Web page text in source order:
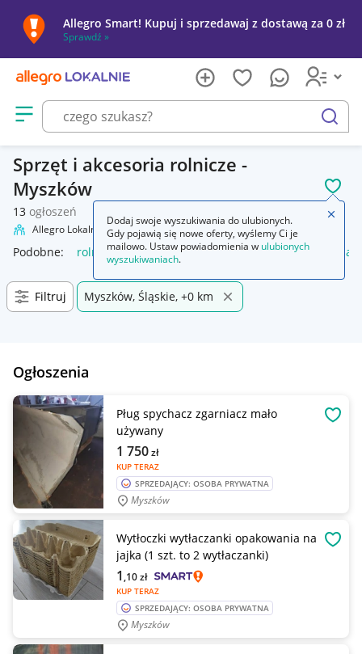
Allegro Smart! Kupuj i sprzedawaj z dostawą za 0 zł
Sprawdź »
Otwórz menu z kategoriami
szukaj
Sprzęt i akcesoria rolnicze -
Myszków
13 ogłoszeń
Allegro Lokalnie Firma i usługi Przemysł Rolnictwo
Podobne: rolnictwo rolnictwo nauki rolnicze rolnictwo
Filtruj Myszków, Śląskie, +0 km
Ogłoszenia
Pług spychacz zgarniacz mało
używany
KUP TERAZ
1 750zł
SPRZEDAJĄCY: OSOBA PRYWATNA
Myszków
Wytłoczki wytłaczanki opakowania na
jajka (1 szt. to 2 wytłaczanki)
KUP TERAZ
1,10zł
SPRZEDAJĄCY: OSOBA PRYWATNA
Myszków
Dodaj swoje wyszukiwania do ulubionych.
Gdy pojawią się nowe oferty, wyślemy Ci je
mailowo. Ustaw powiadomienia w ulubionych
wyszukiwaniach.